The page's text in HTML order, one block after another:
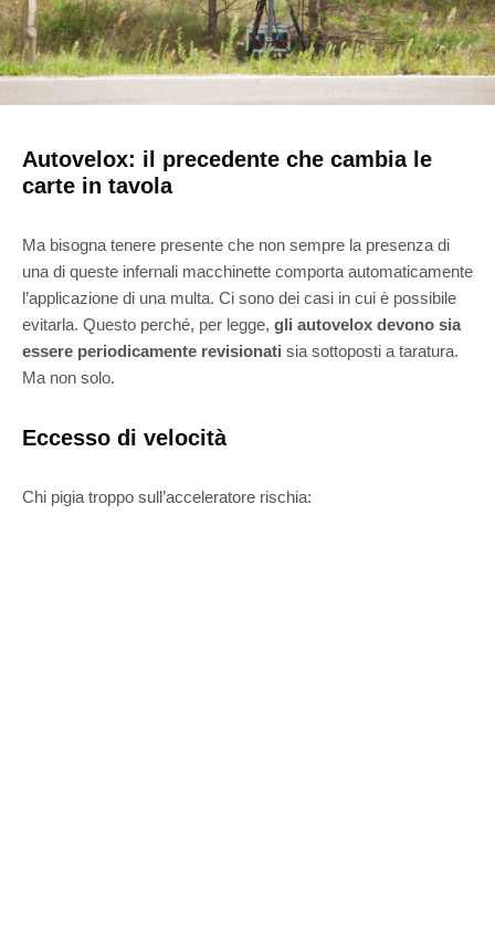
Autovelox: il precedente che cambia le
carte in tavola
Ma bisogna tenere presente che non sempre la presenza di
una di queste infernali macchinette comporta automaticamente
l’applicazione di una multa. Ci sono dei casi in cui è possibile
evitarla. Questo perché, per legge, gli autovelox devono sia
essere periodicamente revisionati sia sottoposti a taratura.
Ma non solo.
Eccesso di velocità
Chi pigia troppo sull’acceleratore rischia: